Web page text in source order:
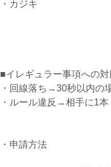
・カジキ
■イレギュラー事項への対
・回線落ち→30秒以内の
・ルール違反→相手に1
・申請方法